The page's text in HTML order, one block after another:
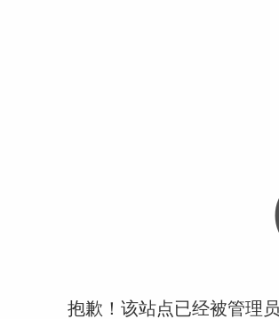
抱歉！该站点已经被管理